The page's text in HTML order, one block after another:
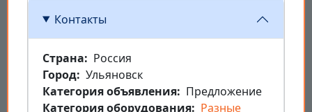
Контакты
Страна
Россия
Город Ульяновск
Категория объявления
Предложение
Категория оборудования
Разные